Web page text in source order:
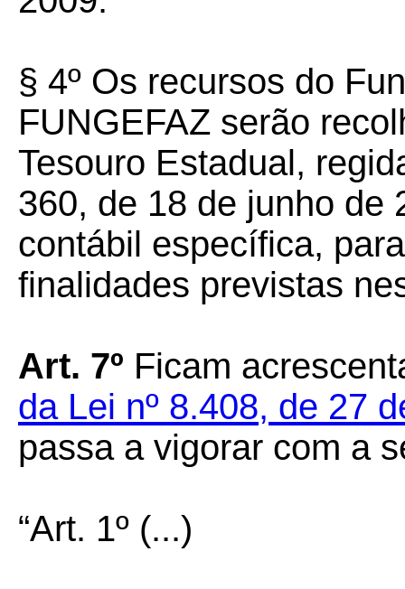
§ 4º Os recursos do
FUNGEFAZ serão
Tesouro Estadual,
360, de 18 de junho de
contábil específica,
finalidades previstas
Art. 7º Ficam
da Lei nº 8.408, de 27
passa a vigorar com a
“Art. 1º (...)